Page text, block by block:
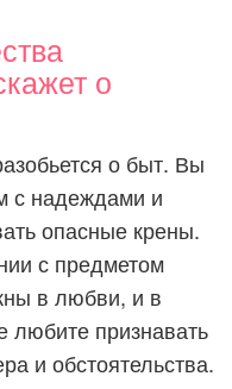
о
о быт. Вы
с надеждами и
опасные крены.
с предметом
в любви, и в
любите признавать
и обстоятельства.